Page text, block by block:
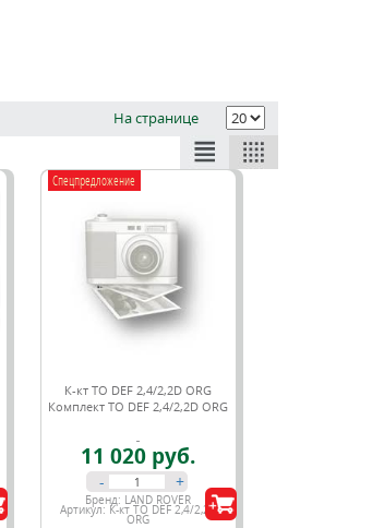
На странице
Спецпредложение
К-кт ТО DEF 2,4/2,2D ORG
Комплект ТО DEF 2,4/2,2D ORG
11 020 руб.
- +
Бренд: LAND ROVER
Артикул: К-кт ТО DEF 2,4/2,2D
ORG